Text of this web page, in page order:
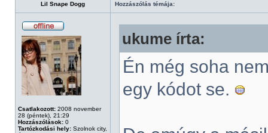
Lil Snape Dogg Hozzászólás témája:
Csatlakozott: 2008 november
28 (péntek), 21:29
Hozzászólások: 0
Tartózkodási hely: Szolnok city,
ukume írta:
Én még soha
egy kódot se.